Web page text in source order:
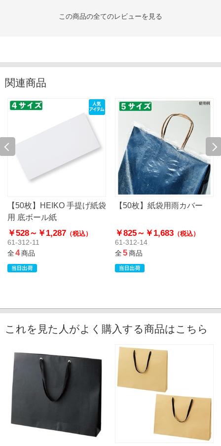
この商品の全てのレビューを見る
関連商品
【50枚】HEIKO 手提げ紙袋
用 底ボール紙
￥528～ ￥1,287 （税込）
61-312-11
全4商品
【50枚】紙袋用雨カバー
￥825～ ￥1,683 （税込）
61-312-14
全5商品
これを見た人がよく購入する商品はこちら